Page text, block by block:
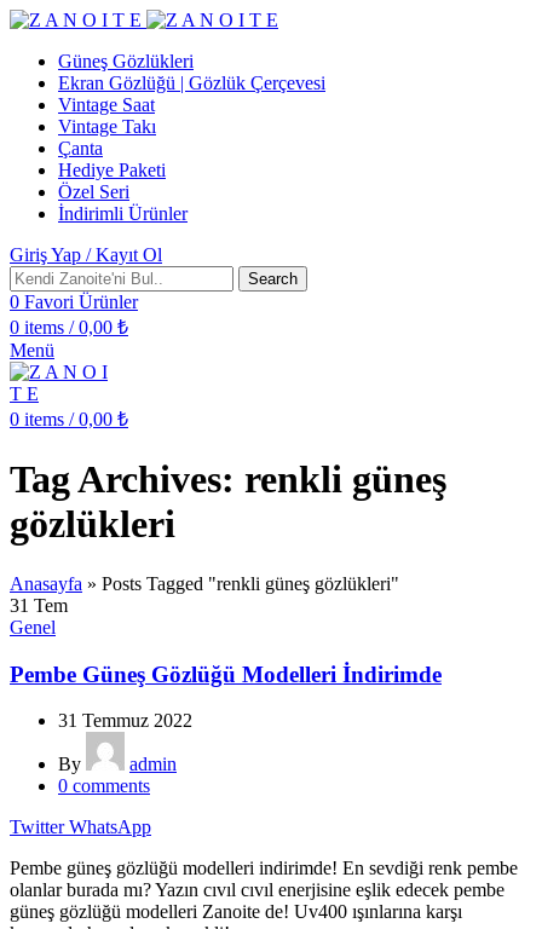
Güneş Gözlükleri
Ekran Gözlüğü | Gözlük Çerçevesi
Vintage Saat
Vintage Takı
Çanta
Hediye Paketi
Özel Seri
İndirimli Ürünler
Giriş Yap / Kayıt Ol
Search
0 Favori Ürünler
0 items / 0,00 ₺
Menü
0 items / 0,00 ₺
Tag Archives: renkli güneş
gözlükleri
Anasayfa » Posts Tagged "renkli güneş gözlükleri"
31 Tem
Genel
Pembe Güneş Gözlüğü Modelleri İndirimde
31 Temmuz 2022
By
admin
0 comments
Twitter WhatsApp
Pembe güneş gözlüğü modelleri indirimde! En sevdiği renk pembe
olanlar burada mı? Yazın cıvıl cıvıl enerjisine eşlik edecek pembe
güneş gözlüğü modelleri Zanoite de! Uv400 ışınlarına karşı